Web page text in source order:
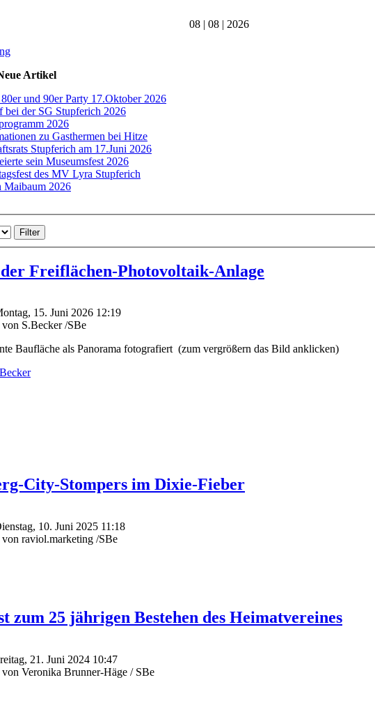
08 | 08 | 2026
Artikel
und 90er Party 17.Oktober 2026
bei der SG Stupferich 2026
2026
zu Gasthermen bei Hitze
Stupferich am 17.Juni 2026
sein Museumsfest 2026
des MV Lyra Stupferich
Maibaum 2026
Filter
Freiflächen-Photovoltaik-Anlage
15. Juni 2026 12:19
von S.Becker /SBe
Baufläche als Panorama fotografiert (zum vergrößern das Bild anklicken)
City-Stompers im Dixie-Fieber
10. Juni 2025 11:18
von raviol.marketing /SBe
zum 25 jährigen Bestehen des Heimatvereines
21. Juni 2024 10:47
von Veronika Brunner-Häge / SBe